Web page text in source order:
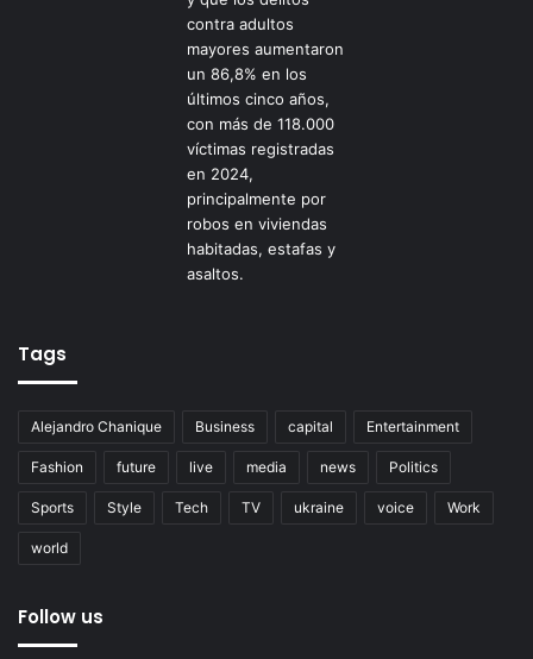
Tags
Alejandro Chanique Business capital Entertainment
Fashion future live media news Politics
Sports Style Tech TV ukraine voice Work
world
Follow us